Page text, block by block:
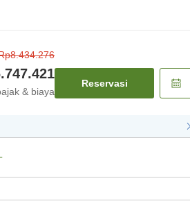
& biaya
Reservasi